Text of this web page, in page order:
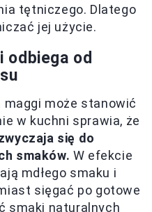
tętniczego. Dlatego
jej użycie.
odbiega od
maggi może stanowić
w kuchni sprawia, że
się do
smaków. W efekcie
mdłego smaku i
sięgać po gotowe
smaki naturalnych